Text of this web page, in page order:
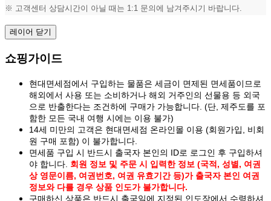
※ 고객센터 상담시간이 아닐 때는 1:1 문의에 남겨주시기 바랍니다.
레이어 닫기
쇼핑가이드
현대면세점에서 구입하는 물품은 세금이 면제된 면세품이므로
해외에서 사용 또는 소비하거나 해외 거주인의 선물용 등 외국
으로 반출한다는 조건하에 구매가 가능합니다. (단, 제주도를 포
함한 모든 국내 여행 시에는 이용 불가)
14세 미만의 고객은 현대면세점 온라인몰 이용 (회원가입, 비회
원 구매 포함) 이 불가합니다.
면세품 구입 시 반드시 출국자 본인의 ID로 로그인 후 구입하셔
야 합니다. 회원 정보 및 주문 시 입력한 정보 (국적, 성별, 여권
상 영문이름, 여권번호, 여권 유효기간 등)가 출국자 본인 여권
정보와 다를 경우 상품 인도가 불가합니다.
구매하신 상품은 반드시 출국일에 지정된 인도장에서 수령하셔